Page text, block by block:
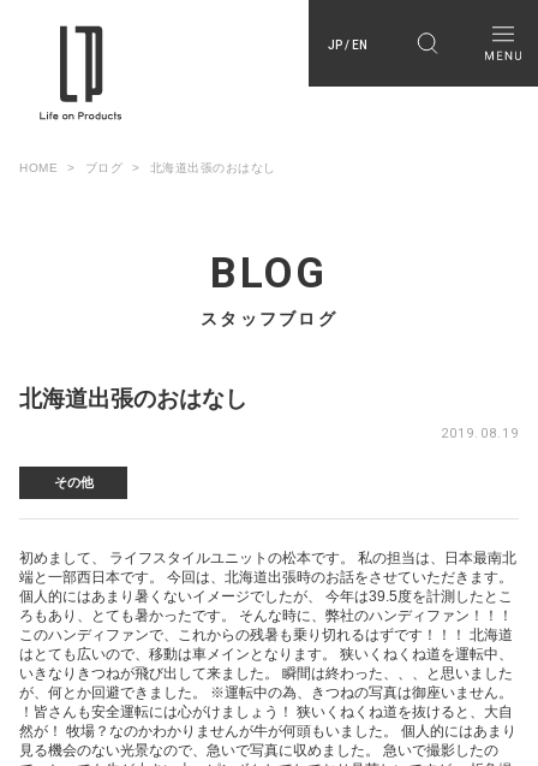
JP / EN
HOME ブログ 北海道出張のおはなし
BLOG
スタッフブログ
北海道出張のおはなし
2019.08.19
その他
初めまして、 ライフスタイルユニットの松本です。 私の担当は、日本最南北
端と一部西日本です。 今回は、北海道出張時のお話をさせていただきます。
個人的にはあまり暑くないイメージでしたが、 今年は39.5度を計測したとこ
ろもあり、とても暑かったです。 そんな時に、弊社のハンディファン！！！
このハンディファンで、これからの残暑も乗り切れるはずです！！！ 北海道
はとても広いので、移動は車メインとなります。 狭いくねくね道を運転中、
いきなりきつねが飛び出して来ました。 瞬間は終わった、、、と思いました
が、何とか回避できました。 ※運転中の為、きつねの写真は御座いません。
！皆さんも安全運転には心がけましょう！ 狭いくねくね道を抜けると、大自
然が！ 牧場？なのかわかりませんが牛が何頭もいました。 個人的にはあまり
見る機会のない光景なので、急いで写真に収めました。 急いで撮影したの